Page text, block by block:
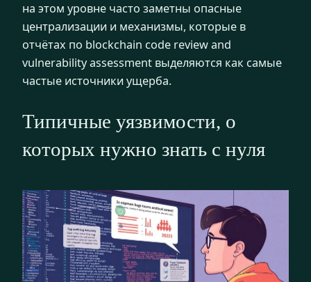
на этом уровне часто заметны опасные
централизации и механизмы, которые в
отчётах по blockchain code review and
vulnerability assessment выделяются как самые
частые источники ущерба.
Типичные уязвимости, о
которых нужно знать с нуля